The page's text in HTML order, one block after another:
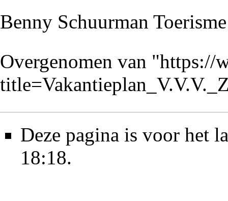
Benny Schuurman Toerisme
Overgenomen van "https://
Deze pagina is voor het
18:18.